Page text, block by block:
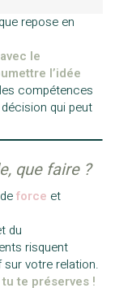
repose en
le
l’idée
compétences
qui peut
que faire ?
force et
du
risquent
sur votre relation.
te préserves !